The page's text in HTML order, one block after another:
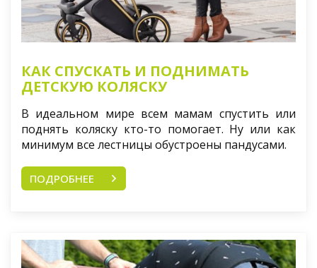
КАК СПУСКАТЬ И ПОДНИМАТЬ
ДЕТСКУЮ КОЛЯСКУ
В идеальном мире всем мамам спустить или
поднять коляску кто-то помогает. Ну или как
минимум все лестницы обустроены пандусами.
ПОДРОБНЕЕ